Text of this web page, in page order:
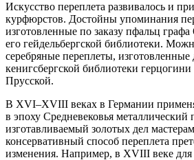
Искусство переплета развивалось и
курфюрстов. Достойны упоминания
изготовленные по заказу пфальц
его гейдельбергской библиотеки.
серебряные переплеты, изготовленные
кенигсбергской библиотеки
Прусской.
В XVI–XVIII веках в Германии
в эпоху Средневековья металлический
изготавливаемый золотых дел
консервативный способ переплета
изменения. Например, в XVIII веке